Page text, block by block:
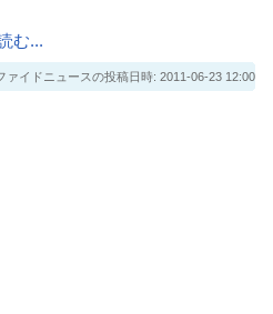
む...
イドニュースの投稿日時: 2011-06-23 12:00